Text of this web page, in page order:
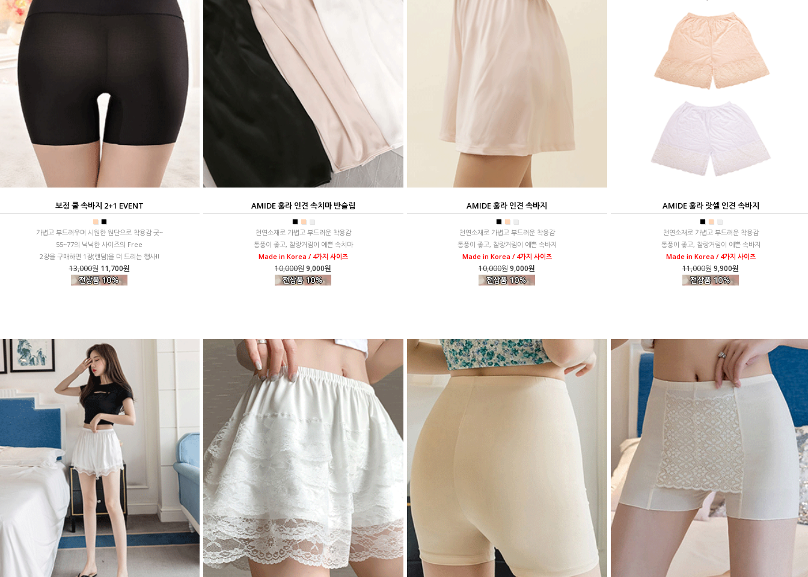
보정 쿨 속바지 2+1 EVENT
■ ■
가볍고 부드러우며 시원한 원단으로 착용감 굿~
55~77의 넉넉한 사이즈의 Free
2장을 구매하면 1장(랜덤)을 더 드리는 행사!!
13,000원 11,700원
AMIDE 훌라 인견 속치마 반슬립
■ ■ ■
천연소재로 가볍고 부드러운 착용감
통풍이 좋고, 찰랑거림이 예쁜 속치마
Made in Korea / 4가지 사이즈
10,000원 9,000원
AMIDE 훌라 인견 속바지
■ ■ ■
천연소재로 가볍고 부드러운 착용감
통풍이 좋고, 찰랑거림이 예쁜 속바지
Made in Korea / 4가지 사이즈
10,000원 9,000원
AMIDE 훌라 랏셀 인견 속바지
■ ■ ■
천연소재로 가볍고 부드러운 착용감
통풍이 좋고, 찰랑거림이 예쁜 속바지
Made in Korea / 4가지 사이즈
11,000원 9,900원